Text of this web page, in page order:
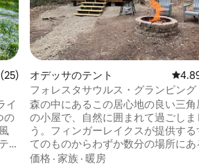
ー25件、5つ星中5.0つ星の平均評価
イ
の
オデッサのテント レビ
フォレスタサウルス・グランピング
森の中にあるこの居心地の良い三角
の小屋で、自然に囲まれて過ごしま
う。フィンガーレイクスが提供する
てのものからわずか数分の場所にあ
オフグリッドの森の中（電気、Wi-Fi
価格 · 家族 · 暖房